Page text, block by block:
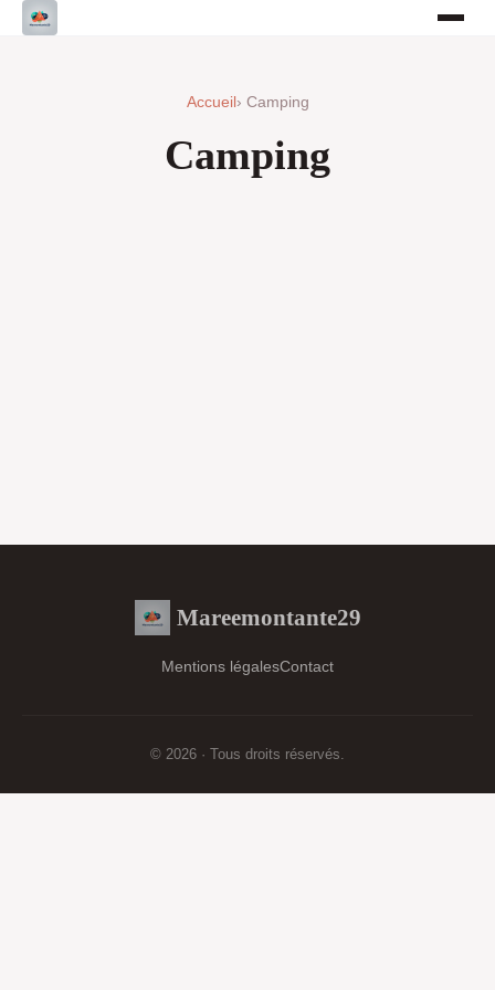
Accueil › Camping
Camping
Mareemontante29
Mentions légalesContact
© 2026 · Tous droits réservés.